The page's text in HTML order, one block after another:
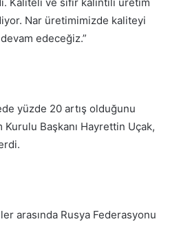
ve sıfır kalıntılı üretim
Nar üretimimizde kaliteyi
edeceğiz.”
yüzde 20 artış olduğunu
Başkanı Hayrettin Uçak,
arasında Rusya Federasyonu